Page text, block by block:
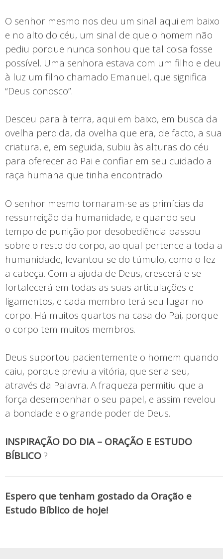
O senhor mesmo nos deu um sinal aqui em baixo
e no alto do céu, um sinal de que o homem não
pediu porque nunca sonhou que tal coisa fosse
possível. Uma senhora estava com um filho e deu
à luz um filho chamado Emanuel, que significa
“Deus conosco”.
Desceu para à terra, aqui em baixo, em busca da
ovelha perdida, da ovelha que era, de facto, a sua
criatura, e, em seguida, subiu às alturas do céu
para oferecer ao Pai e confiar em seu cuidado a
raça humana que tinha encontrado.
O senhor mesmo tornaram-se as primícias da
ressurreição da humanidade, e quando seu
tempo de punição por desobediência passou
sobre o resto do corpo, ao qual pertence a toda a
humanidade, levantou-se do túmulo, como o fez
a cabeça. Com a ajuda de Deus, crescerá e se
fortalecerá em todas as suas articulações e
ligamentos, e cada membro terá seu lugar no
corpo. Há muitos quartos na casa do Pai, porque
o corpo tem muitos membros.
Deus suportou pacientemente o homem quando
caiu, porque previu a vitória, que seria seu,
através da Palavra. A fraqueza permitiu que a
força desempenhar o seu papel, e assim revelou
a bondade e o grande poder de Deus.
INSPIRAÇÃO DO DIA – ORAÇÃO E ESTUDO
BÍBLICO?
Espero que tenham gostado da Oração e
Estudo Bíblico de hoje!